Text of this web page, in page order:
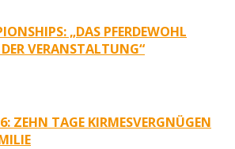
„DAS PFERDEWOHL
VERANSTALTUNG“
ZEHN TAGE KIRMESVERGNÜGEN